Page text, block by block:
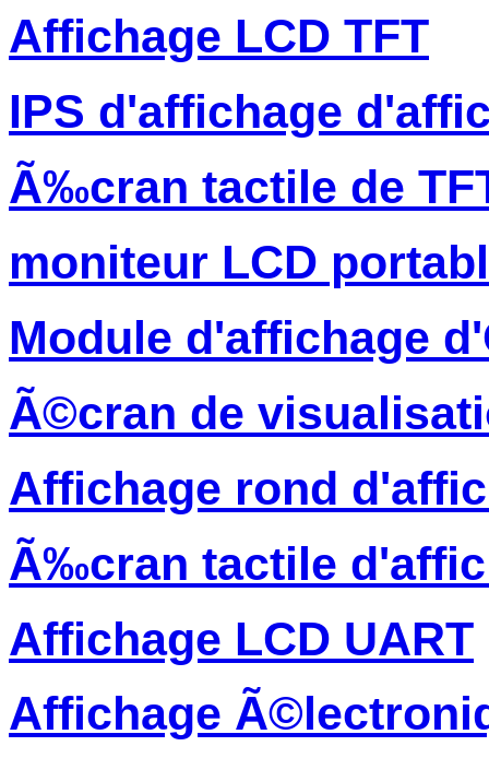
Affichage LCD TFT
IPS d'affichage
Ã‰cran tactile de
moniteur LCD
Module d'affichage
Ã©cran de
Affichage rond
Ã‰cran tactile
Affichage LCD UART
Affichage